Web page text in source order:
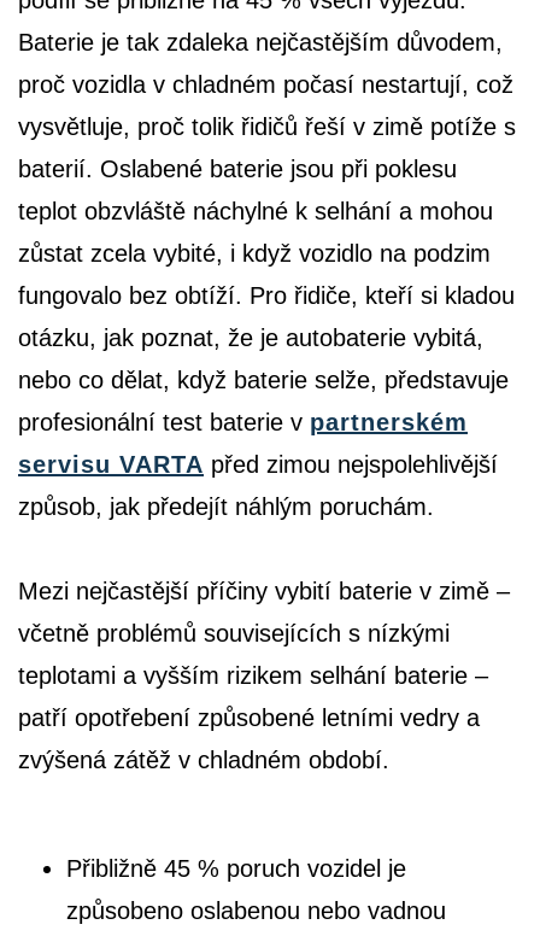
Baterie je tak zdaleka nejčastějším důvodem,
proč vozidla v chladném počasí nestartují, což
vysvětluje, proč tolik řidičů řeší v zimě potíže s
baterií. Oslabené baterie jsou při poklesu
teplot obzvláště náchylné k selhání a mohou
zůstat zcela vybité, i když vozidlo na podzim
fungovalo bez obtíží. Pro řidiče, kteří si kladou
otázku, jak poznat, že je autobaterie vybitá,
nebo co dělat, když baterie selže, představuje
profesionální test baterie v partnerském
servisu VARTA před zimou nejspolehlivější
způsob, jak předejít náhlým poruchám.
Mezi nejčastější příčiny vybití baterie v zimě –
včetně problémů souvisejících s nízkými
teplotami a vyšším rizikem selhání baterie –
patří opotřebení způsobené letními vedry a
zvýšená zátěž v chladném období.
Přibližně 45 % poruch vozidel je
způsobeno oslabenou nebo vadnou